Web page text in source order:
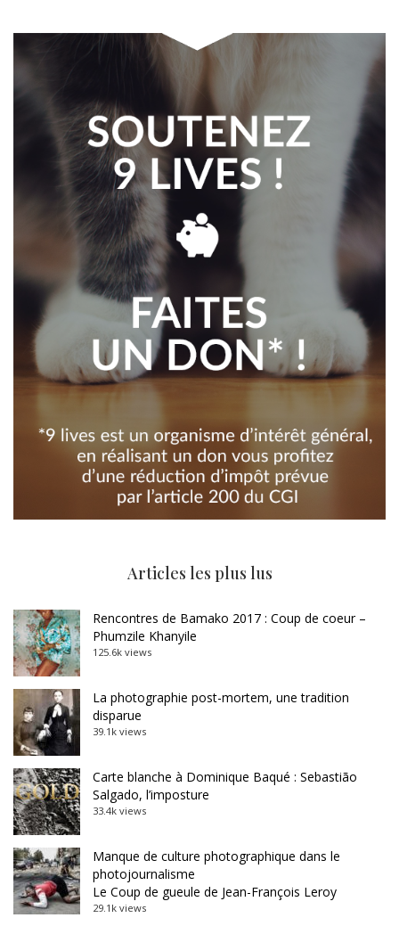
Articles les plus lus
Rencontres de Bamako 2017 : Coup de coeur –
Phumzile Khanyile
125.6k views
La photographie post-mortem, une tradition
disparue
39.1k views
Carte blanche à Dominique Baqué : Sebastião
Salgado, l’imposture
33.4k views
Manque de culture photographique dans le
photojournalisme
Le Coup de gueule de Jean-François Leroy
29.1k views